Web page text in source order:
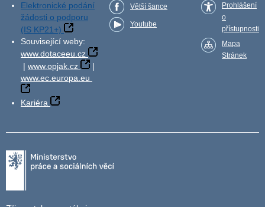
Elektronické podání
žádosti o podporu
(IS KP21+)
Související weby:
www.dotaceeu.cz
| www.opjak.cz
|
www.ec.europa.eu
Kariéra
Větší šance
Youtube
Prohlášení
o
přístupnosti
Mapa
Stránek